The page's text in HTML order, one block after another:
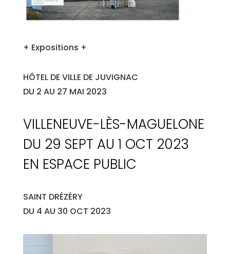
+ Expositions +
HÔTEL DE VILLE DE JUVIGNAC
DU 2 AU 27 MAI 2023
VILLENEUVE-LÈS-MAGUELONE
DU 29 SEPT AU 1 OCT 2023
EN ESPACE PUBLIC
SAINT DRÉZÉRY
DU 4 AU 30 OCT 2023